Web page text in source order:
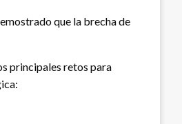
que la brecha de
principales retos para